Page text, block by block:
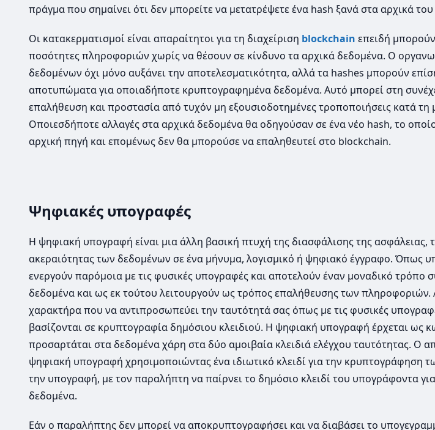
πράγμα που σημαίνει ότι δεν μπορείτε να μετατρέψετε ένα hash ξανά στα αρχικά
Οι κατακερματισμοί είναι απαραίτητοι για τη διαχείριση blockchain επειδή
ποσότητες πληροφοριών χωρίς να θέσουν σε κίνδυνο τα αρχικά δεδομένα. Ο
δεδομένων όχι μόνο αυξάνει την αποτελεσματικότητα, αλλά τα hashes μπορούν
αποτυπώματα για οποιαδήποτε κρυπτογραφημένα δεδομένα. Αυτό μπορεί στη
επαλήθευση και προστασία από τυχόν μη εξουσιοδοτημένες τροποποιήσεις κατά
Οποιεσδήποτε αλλαγές στα αρχικά δεδομένα θα οδηγούσαν σε ένα νέο hash, το
αρχική πηγή και επομένως δεν θα μπορούσε να επαληθευτεί στο blockchain.
Ψηφιακές υπογραφές
Η ψηφιακή υπογραφή είναι μια άλλη βασική πτυχή της διασφάλισης της ασφάλειας,
ακεραιότητας των δεδομένων σε ένα μήνυμα, λογισμικό ή ψηφιακό έγγραφο. Όπως
ενεργούν παρόμοια με τις φυσικές υπογραφές και αποτελούν έναν μοναδικό τρόπο
δεδομένα και ως εκ τούτου λειτουργούν ως τρόπος επαλήθευσης των πληροφοριών.
χαρακτήρα που να αντιπροσωπεύει την ταυτότητά σας όπως με τις φυσικές
βασίζονται σε κρυπτογραφία δημόσιου κλειδιού. Η ψηφιακή υπογραφή έρχεται ως
προσαρτάται στα δεδομένα χάρη στα δύο αμοιβαία κλειδιά ελέγχου ταυτότητας. Ο
ψηφιακή υπογραφή χρησιμοποιώντας ένα ιδιωτικό κλειδί για την κρυπτογράφηση
την υπογραφή, με τον παραλήπτη να παίρνει το δημόσιο κλειδί του υπογράφοντα
δεδομένα.
Εάν ο παραλήπτης δεν μπορεί να αποκρυπτογραφήσει και να διαβάσει το